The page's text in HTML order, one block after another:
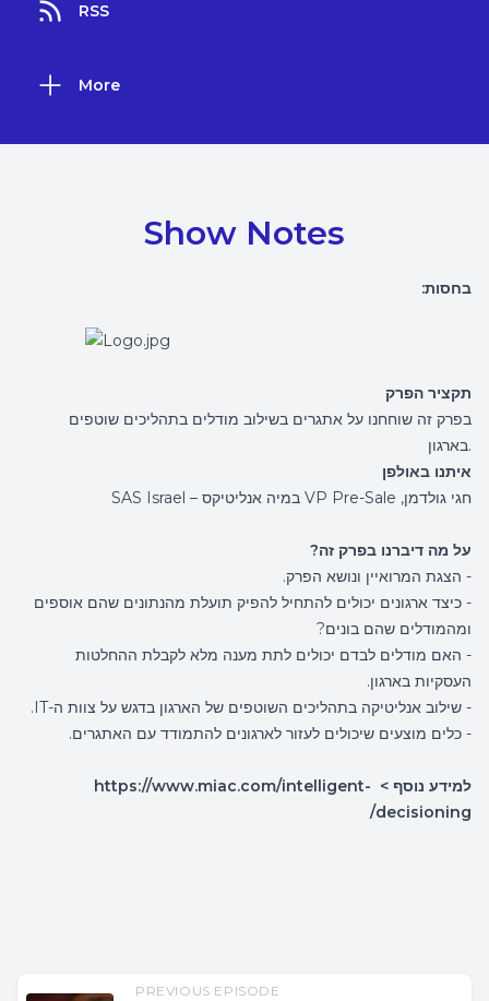
RSS
More
Show Notes
בחסות:
תקציר הפרק
בפרק זה שוחחנו על אתגרים בשילוב מודלים בתהליכים שוטפים
בארגון.
איתנו באולפן
חגי גולדמן, VP Pre-Sale במיה אנליטיקס – SAS Israel
על מה דיברנו בפרק זה?
- הצגת המרואיין ונושא הפרק.
- כיצד ארגונים יכולים להתחיל להפיק תועלת מהנתונים שהם אוספים
ומהמודלים שהם בונים?
- האם מודלים לבדם יכולים לתת מענה מלא לקבלת ההחלטות
העסקיות בארגון.
- שילוב אנליטיקה בתהליכים השוטפים של הארגון בדגש על צוות ה-IT.
- כלים מוצעים שיכולים לעזור לארגונים להתמודד עם האתגרים.
למידע נוסף > https://www.miac.com/intelligent-
decisioning/
PREVIOUS EPISODE